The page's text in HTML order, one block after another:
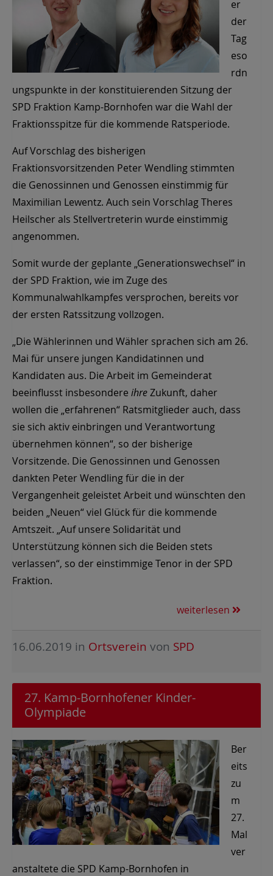
er
der
Tag
eso
rdn
ungspunkte in der konstituierenden Sitzung der
SPD Fraktion Kamp-Bornhofen war die Wahl der
Fraktionsspitze für die kommende Ratsperiode.
Auf Vorschlag des bisherigen
Fraktionsvorsitzenden Peter Wendling stimmten
die Genossinnen und Genossen einstimmig für
Maximilian Lewentz. Auch sein Vorschlag Theres
Heilscher als Stellvertreterin wurde einstimmig
angenommen.
Somit wurde der geplante „Generationswechsel“ in
der SPD Fraktion, wie im Zuge des
Kommunalwahlkampfes versprochen, bereits vor
der ersten Ratssitzung vollzogen.
„Die Wählerinnen und Wähler sprachen sich am 26.
Mai für unsere jungen Kandidatinnen und
Kandidaten aus. Die Arbeit im Gemeinderat
beeinflusst insbesondere ihreZukunft, daher
wollen die „erfahrenen“ Ratsmitglieder auch, dass
sie sich aktiv einbringen und Verantwortung
übernehmen können“, so der bisherige
Vorsitzende. Die Genossinnen und Genossen
dankten Peter Wendling für die in der
Vergangenheit geleistet Arbeit und wünschten den
beiden „Neuen“ viel Glück für die kommende
Amtszeit. „Auf unsere Solidarität und
Unterstützung können sich die Beiden stets
verlassen“, so der einstimmige Tenor in der SPD
Fraktion.
weiterlesen
16.06.2019 in Ortsverein von SPD
27. Kamp-Bornhofener Kinder-
Olympiade
Ber
eits
zu
m
27.
Mal
ver
anstaltete die SPD Kamp-Bornhofen in